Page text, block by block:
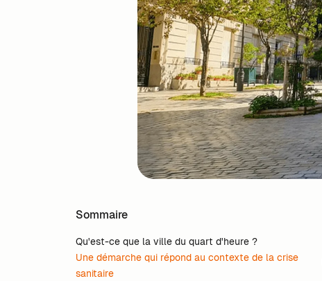
Sommaire
Qu'est-ce que la ville du quart d'heure ?
Une démarche qui répond au contexte de la crise
sanitaire